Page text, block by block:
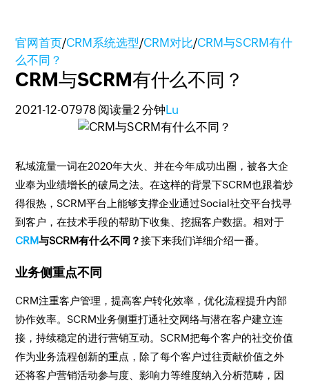
官网首页/CRM系统选型/CRM对比/CRM与SCRM有什
么不同？
CRM与SCRM有什么不同？
2021-12-07978 阅读量2 分钟 Lu
私域流量一词在2020年大火、并在今年成功出圈，被各大企
业奉为业绩增长的破局之法。在这样的背景下SCRM也跟着炒
得很热，SCRM平台上能够支撑企业通过Social社交平台找寻
到客户，在技术手段的帮助下收集、挖掘客户数据。相对于
CRM与SCRM有什么不同？接下来我们详细介绍一番。
业务侧重点不同
CRM注重客户管理，提高客户转化效率，优化流程提升内部
协作效率。SCRM业务侧重打通社交网络与潜在客户建立连
接，持续稳定的进行营销互动。SCRM把每个客户的社交价值
作为业务流程创新的重点，除了每个客户过往贡献价值之外
还将客户营销活动参与度、影响力等维度纳入分析范畴，因